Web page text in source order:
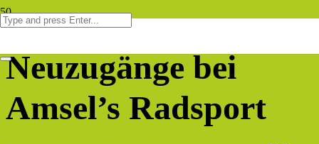
Neuzugänge bei
Amsel’s Radsport